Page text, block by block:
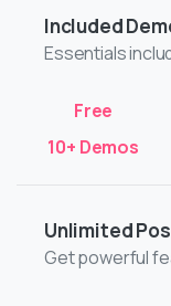
Included
Essentials
10+ Demos
Unlimited
Get powerful